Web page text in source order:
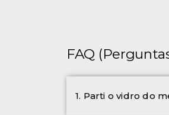
FAQ
1. Parti o vidro do